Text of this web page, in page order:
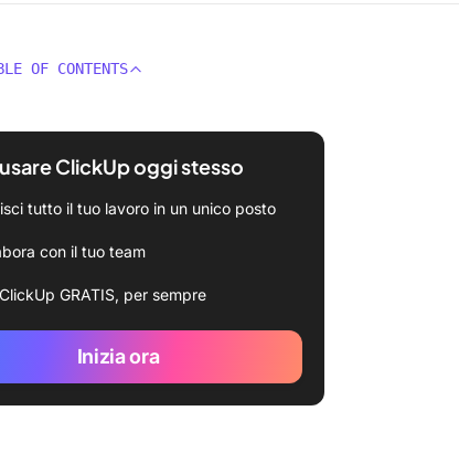
OF CONTENTS
ClickUp oggi stesso
tutto il tuo lavoro in un unico posto
con il tuo team
GRATIS, per sempre
Inizia ora